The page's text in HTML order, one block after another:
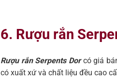
6. Rượu rắn
Rượu rắn Serpents Dorcó giá
có xuất xứ và chất liệu đều cao